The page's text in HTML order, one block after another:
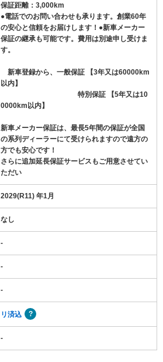
保証距離：3,000km
●電話でのお問い合わせも承ります。創業60年
の安心と信頼をお届けします！●新車メーカー
保証の継承も可能です。費用は別途申し受けま
す。
新車登録から、一般保証 【3年又は60000km
以内】
特別保証 【5年又は10
0000km以内】
新車メーカー保証は、最長5年間の保証が全国
の系列ディーラーにて受けられますので遠方の
方でも安心です！
さらに追加延長保証サービスもご用意させてい
ただい
2029(R11) 年1月
なし
-
-
-
リ済込
-